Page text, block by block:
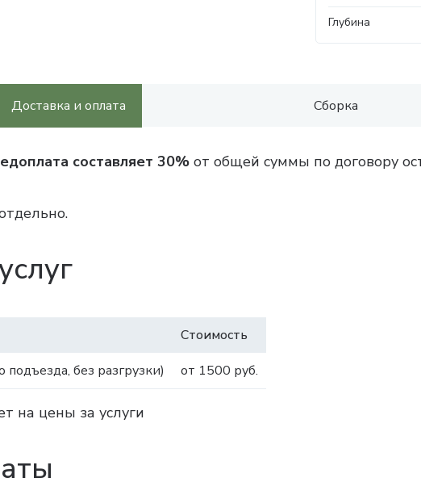
Глубина
Доставка и оплата Сборка
составляет 30% от общей суммы по договору
Стоимость
без разгрузки)
от 1500 руб.
на цены за услуги